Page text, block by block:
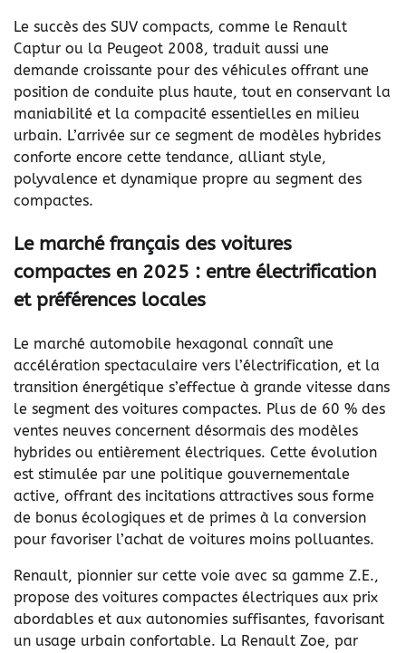
Le succès des SUV compacts, comme le Renault
Captur ou la Peugeot 2008, traduit aussi une
demande croissante pour des véhicules offrant une
position de conduite plus haute, tout en conservant la
maniabilité et la compacité essentielles en milieu
urbain. L’arrivée sur ce segment de modèles hybrides
conforte encore cette tendance, alliant style,
polyvalence et dynamique propre au segment des
compactes.
Le marché français des voitures
compactes en 2025 : entre électrification
et préférences locales
Le marché automobile hexagonal connaît une
accélération spectaculaire vers l’électrification, et la
transition énergétique s’effectue à grande vitesse dans
le segment des voitures compactes. Plus de 60 % des
ventes neuves concernent désormais des modèles
hybrides ou entièrement électriques. Cette évolution
est stimulée par une politique gouvernementale
active, offrant des incitations attractives sous forme
de bonus écologiques et de primes à la conversion
pour favoriser l’achat de voitures moins polluantes.
Renault, pionnier sur cette voie avec sa gamme Z.E.,
propose des voitures compactes électriques aux prix
abordables et aux autonomies suffisantes, favorisant
un usage urbain confortable. La Renault Zoe, par